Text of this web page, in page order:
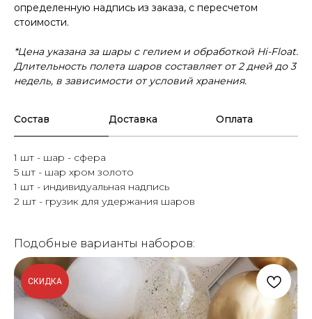
определенную надпись из заказа, с пересчетом
стоимости.
*Цена указана за шары с гелием и обработкой Hi-Float.
Длительность полета шаров составляет от 2 дней до 3
недель, в зависимости от условий хранения.
Состав Доставка Оплата
1 шт - шар - сфера
5 шт - шар хром золото
1 шт - индивидуальная надпись
2 шт - грузик для удержания шаров
Подобные варианты наборов:
СКИДКА